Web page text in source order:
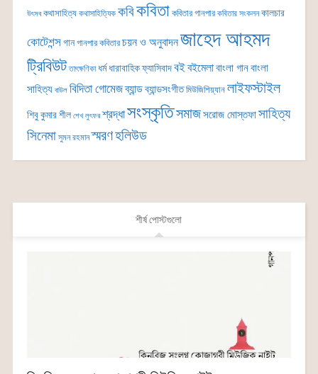
উৎসব কথাসাহিত্য কথাসাহিত্যিক কবিকবিতা কবিতার গানপার কবিতার সংকলন কালচার
কোটেশন্সগান গানপার কবিতার চয়ন ও অনুবাদনজাহেদ আহমদ
ট্রিবিউট তাৎক্ষণিকা ধর্ম ধারাবাহিকফ্যাসিবাদবইবইমেলাবাংলা গানবাংলা
সাহিত্য বাউল বিদিতা গোমেজব্যান্ডব্যান্ডসংগীত মিউজিশিয়্যান লাইফস্টাইল
শিবু কুমার শীল শেখ লুৎফর শ্রদ্ধাসংস্কৃতিসমাজসরোজ মোস্তফাসাহিত্য
সিনেমা সুমন রহমান স্মরণহলিউড
শীর্ষ পোস্টগুলো